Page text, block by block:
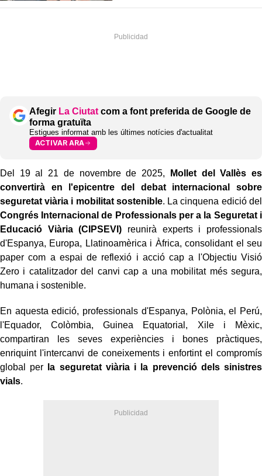
Afegir La Ciutat com a font preferida de Google de
forma gratuïta
Estigues informat amb les últimes notícies d'actualitat
ACTIVAR ARA
Del 19 al 21 de novembre de 2025,
Mollet del Vallès es
convertirà en l'epicentre del debat internacional sobre
seguretat viària i mobilitat sostenible. La cinquena edició del
Congrés Internacional de Professionals per a la Seguretat i
Educació Viària (CIPSEVI) reunirà experts i professionals
d'Espanya, Europa, Llatinoamèrica i Àfrica, consolidant el seu
paper com a espai de reflexió i acció cap a l'Objectiu Visió
Zero i catalitzador del canvi cap a una mobilitat més segura,
humana i sostenible.
En aquesta edició, professionals d'Espanya, Polònia, el Perú,
l'Equador, Colòmbia, Guinea Equatorial, Xile i Mèxic,
compartiran les seves experiències i bones pràctiques,
enriquint l'intercanvi de coneixements i enfortint el compromís
global per
la seguretat viària i la prevenció dels sinistres
vials.